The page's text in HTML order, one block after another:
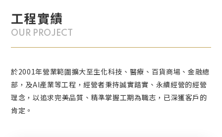
工程實績
OUR PROJECT
於2001年營業範圍擴大至生化科技、醫療、百貨商場、金融總
部，及AI產業等工程，經營者秉持誠實踏實、永續經營的經營
理念，以追求完美品質、精準掌握工期為職志，已深獲客戶的
肯定。